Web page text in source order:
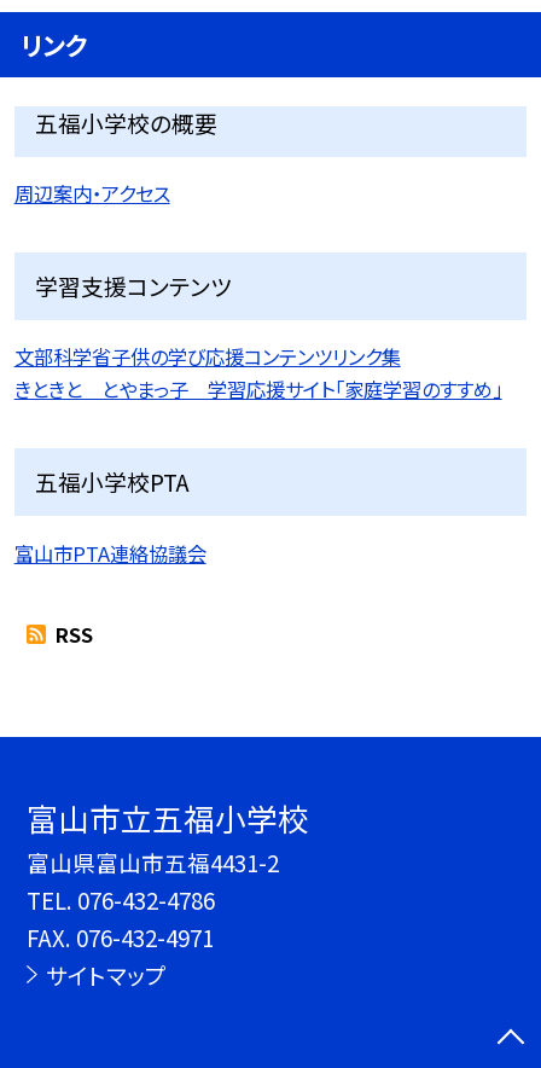
リンク
五福小学校の概要
周辺案内・アクセス
学習支援コンテンツ
文部科学省子供の学び応援コンテンツリンク集
きときと とやまっ子 学習応援サイト「家庭学習のすすめ」
五福小学校PTA
富山市PTA連絡協議会
RSS
富山市立五福小学校
富山県富山市五福4431-2
TEL. 076-432-4786
FAX. 076-432-4971
サイトマップ